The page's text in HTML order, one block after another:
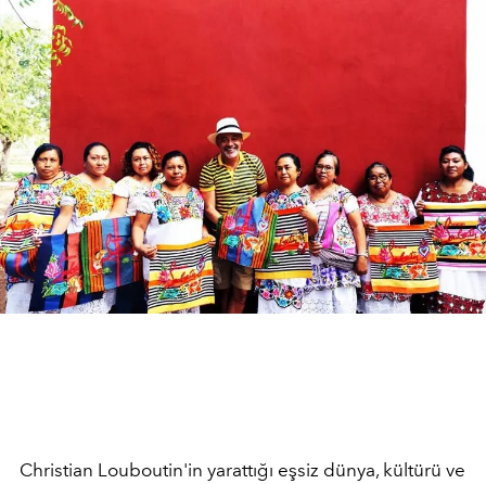
Christian Louboutin'in yarattığı eşsiz dünya, kültürü ve